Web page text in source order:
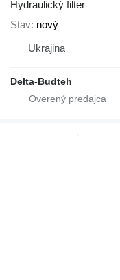
Hydraulický filter
Stav nový
Ukrajina
Delta-Budteh